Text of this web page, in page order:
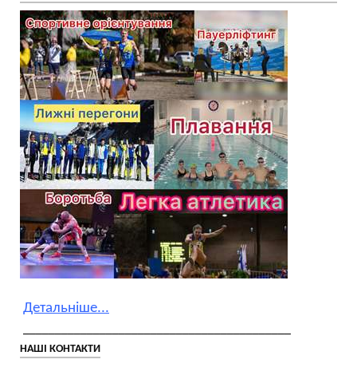
Детальніше...
НАШІ КОНТАКТИ